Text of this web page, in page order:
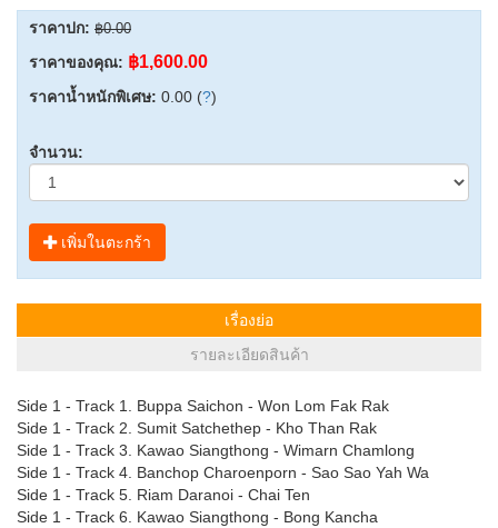
ราคาปก: ฿0.00
ราคาของคุณ: ฿1,600.00
ราคาน้ำหนักพิเศษ: 0.00 (?)
จำนวน:
เพิ่มในตะกร้า
เรื่องย่อ
รายละเอียดสินค้า
Side 1 - Track 1. Buppa Saichon - Won Lom Fak Rak
Side 1 - Track 2. Sumit Satchethep - Kho Than Rak
Side 1 - Track 3. Kawao Siangthong - Wimarn Chamlong
Side 1 - Track 4. Banchop Charoenporn - Sao Sao Yah Wa
Side 1 - Track 5. Riam Daranoi - Chai Ten
Side 1 - Track 6. Kawao Siangthong - Bong Kancha